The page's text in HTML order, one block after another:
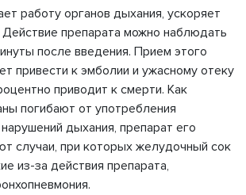
работу органов дыхания, ускоряет
препарата можно наблюдать
после введения. Прием этого
привести к эмболии и ужасному отеку
приводит к смерти. Как
погибают от употребления
дыхания, препарат его
случаи, при которых желудочный сок
из-за действия препарата,